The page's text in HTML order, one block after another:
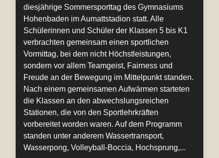
diesjährige Sommersporttag des Gymnasiums
Hohenbaden im Aumattstadion statt. Alle
Schülerinnen und Schüler der Klassen 5 bis K1
verbrachten gemeinsam einen sportlichen
Vormittag, bei dem nicht Höchstleistungen,
sondern vor allem Teamgeist, Fairness und
Freude an der Bewegung im Mittelpunkt standen.
Nach einem gemeinsamen Aufwärmen starteten
die Klassen an den abwechslungsreichen
Stationen, die von den Sportlehrkräften
vorbereitet worden waren. Auf dem Programm
standen unter anderem Wassertransport,
Wasserpong, Volleyball-Boccia, Hochsprung,...